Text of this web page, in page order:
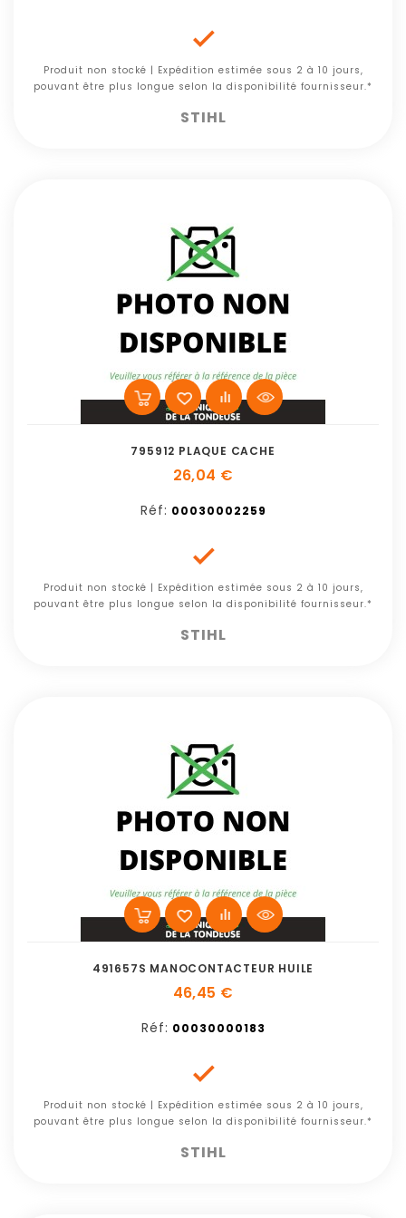

Produit non stocké | Expédition estimée sous 2 à 10 jours,
pouvant être plus longue selon la disponibilité fournisseur.*
STIHL
795912 PLAQUE CACHE
26,04 €
Réf: 00030002259

Produit non stocké | Expédition estimée sous 2 à 10 jours,
pouvant être plus longue selon la disponibilité fournisseur.*
STIHL
491657S MANOCONTACTEUR HUILE
46,45 €
Réf: 00030000183

Produit non stocké | Expédition estimée sous 2 à 10 jours,
pouvant être plus longue selon la disponibilité fournisseur.*
STIHL